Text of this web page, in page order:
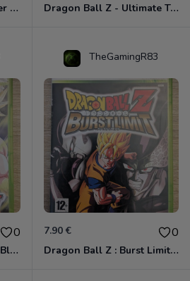
Golden Axe - Beast Rider Xbox 360 Dragon Ball Z - Ultimate Tenkaichi Xbox 360
0
Dragon Ball Z - Raging Blast Xbox 360
TheGamingR83
7.90 € 0
Dragon Ball Z : Burst Limit Xbox 360